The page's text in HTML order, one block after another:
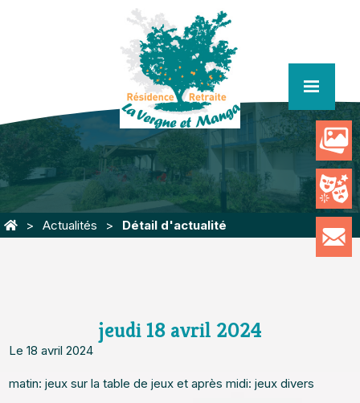
menu
Actualités Détail d'actualité
jeudi 18 avril 2024
Le 18 avril 2024
matin: jeux sur la table de jeux et après midi: jeux divers